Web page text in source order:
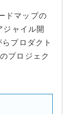
ドマップの
ャイル開
プロダクト
プロジェク